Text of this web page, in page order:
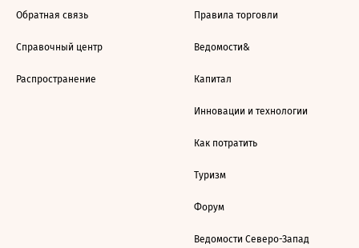
Обратная связь
Справочный центр
Распространение
Правила торговли
Ведомости&
Капитал
Инновации и технологии
Как потратить
Туризм
Форум
Ведомости Северо-Запад